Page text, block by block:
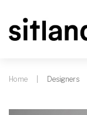
Home Designers